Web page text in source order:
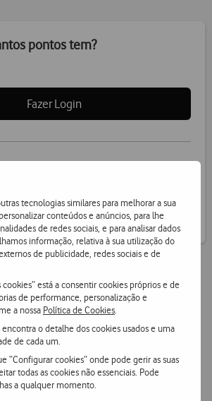
tecnologias similares para melhorar a sua
conteúdos e anúncios, para lhe
de redes sociais, e para analisar dados
informação, relativa à sua utilização do
de publicidade, redes sociais e de
cookies” está a consentir cookies próprios e de
de performance, personalização e
a nossa Política de Cookies
encontra o detalhe dos cookies usados e uma
de cada um.
“Configurar cookies” onde pode gerir as suas
todas as cookies não essenciais. Pode
a qualquer momento.
pontos tem?
Fazer Login
pontos por SMS
devoluções
ou CTT.